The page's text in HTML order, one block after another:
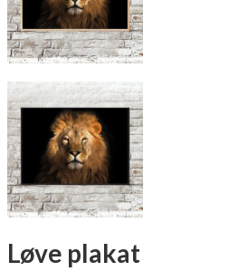
Løve plakat